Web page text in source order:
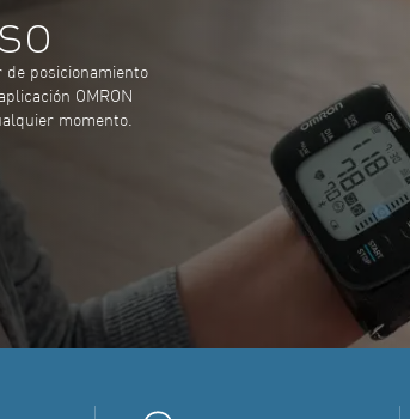
de posicionamiento
OMRON
momento.